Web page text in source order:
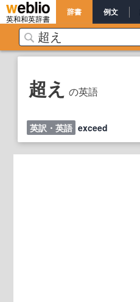
英和和英辞書
辞書 例文
超え の英語
英訳・英語 exceed